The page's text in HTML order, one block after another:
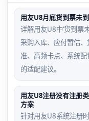
用友U8月底货到票未
详解用友U8中‘货到票
采购入库、应付暂估
准、高频卡点、系统
的适配建议。
用友U8注册没有注册
方案
针对用友U8系统注册